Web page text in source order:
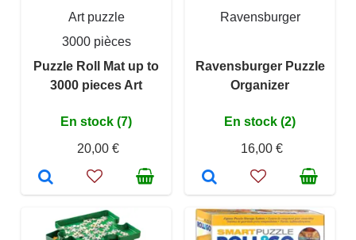
Art puzzle
3000 pièces
Puzzle Roll Mat up to
3000 pieces Art
En stock (7)
20,00 €
Ravensburger
Ravensburger Puzzle
Organizer
En stock (2)
16,00 €